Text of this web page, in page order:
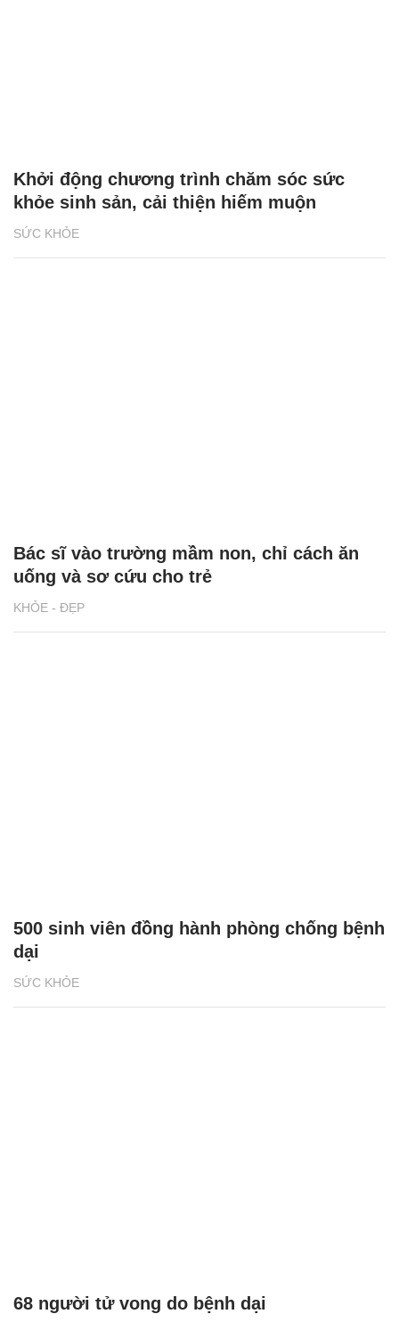
SỨC KHỎE
Khởi động chương trình chăm sóc sức
khỏe sinh sản, cải thiện hiếm muộn
KHỎE - ĐẸP
Bác sĩ vào trường mầm non, chỉ cách ăn
uống và sơ cứu cho trẻ
SỨC KHỎE
500 sinh viên đồng hành phòng chống bệnh
dại
68 người tử vong do bệnh dại